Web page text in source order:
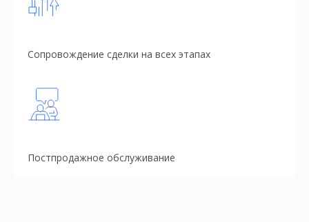
Сопровождение сделки на всех этапах
Постпродажное обслуживание